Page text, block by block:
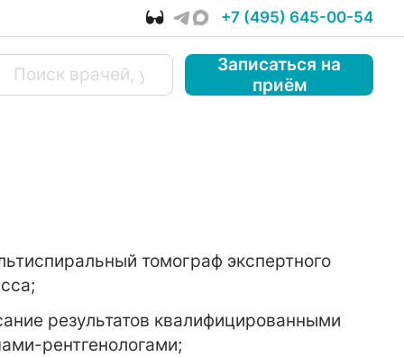
+7 (495) 645-00-54
Записаться на
приём
томограф экспертного
результатов квалифицированными
рентгенологами;